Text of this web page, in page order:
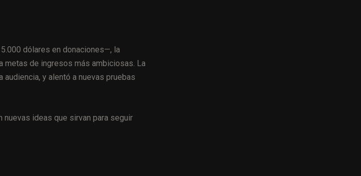
dólares en donaciones—, la
metas de ingresos más ambiciosas. La
y alentó a nuevas pruebas
ideas que sirvan para seguir